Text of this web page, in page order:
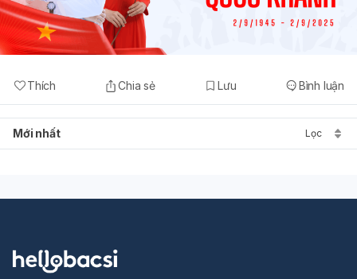
Thích Chia sẻ Lưu Bình luận
Mới nhất Lọc